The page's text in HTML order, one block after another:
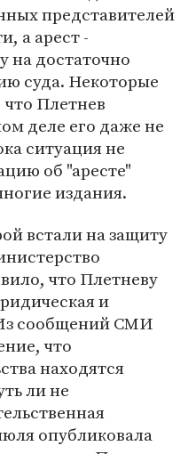
представителей
а арест -
на достаточно
суда. Некоторые
Плетнев
деле его даже не
ситуация не
об "аресте"
издания.
встали на защиту
что Плетневу
и
сообщений СМИ
что
находятся
ли не
опубликовала